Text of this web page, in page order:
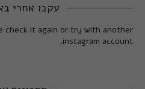
עקבו אחרי
check it again or try with another
instagram account.